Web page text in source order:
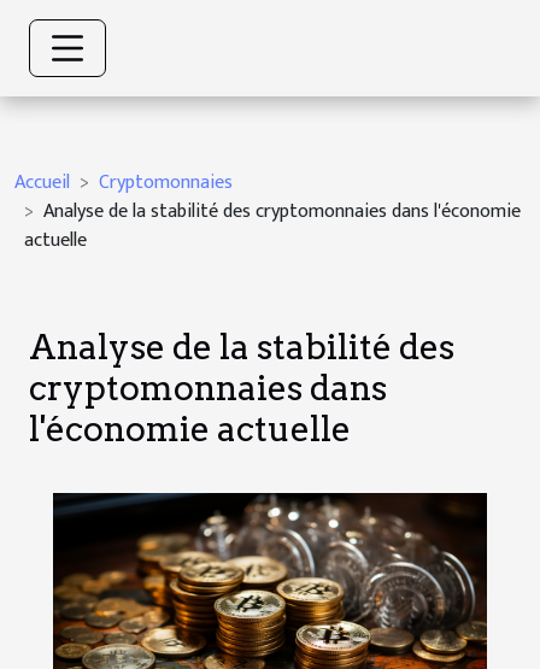
Accueil
Cryptomonnaies
Analyse de la stabilité des cryptomonnaies dans l'économie
actuelle
Analyse de la stabilité des
cryptomonnaies dans
l'économie actuelle